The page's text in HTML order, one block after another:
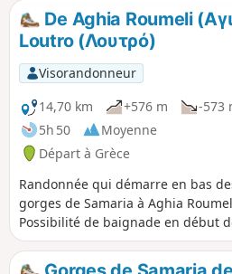
le taxi pour remonter est à 25 € ...
De Aghia Roumeli
Loutro (Λουτρό)
Visorandonneur
14,70 km
+576 m
-573
5h 50
Moyenne
Départ à Grèce
Randonnée qui démarre en bas
gorges de Samaria à Aghia
Possibilité de baignade en début
parcours et à Aghios Pavlov, à 3
puis à 13 km, à la fin, à Marmara et